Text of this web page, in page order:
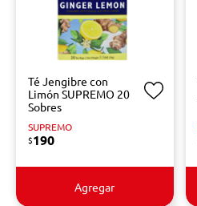
Té Jengibre con
Limón SUPREMO 20
Sobres
SUPREMO
$190
Agregar